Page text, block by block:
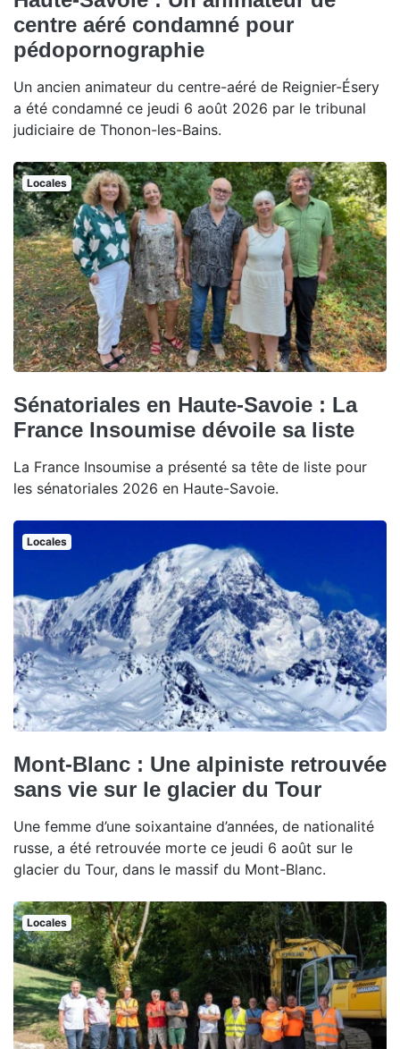
centre aéré condamné pour
pédopornographie
Un ancien animateur du centre-aéré de Reignier-Ésery
a été condamné ce jeudi 6 août 2026 par le tribunal
judiciaire de Thonon-les-Bains.
Locales
Sénatoriales en Haute-Savoie : La
France Insoumise dévoile sa liste
La France Insoumise a présenté sa tête de liste pour
les sénatoriales 2026 en Haute-Savoie.
Locales
Mont-Blanc : Une alpiniste retrouvée
sans vie sur le glacier du Tour
Une femme d’une soixantaine d’années, de nationalité
russe, a été retrouvée morte ce jeudi 6 août sur le
glacier du Tour, dans le massif du Mont-Blanc.
Locales